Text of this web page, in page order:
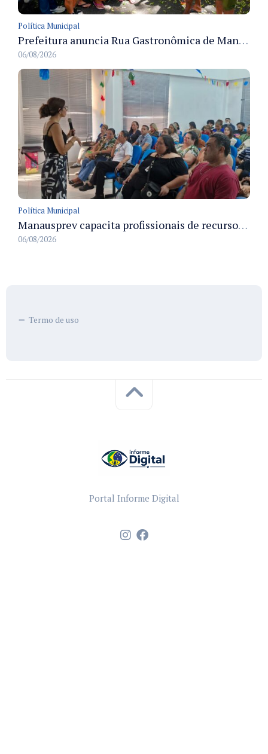
Política Municipal
Prefeitura anuncia Rua Gastronômica de Manaus e garante alternativas para 54 ambulantes cadastrados
06/08/2026
Política Municipal
Manausprev capacita profissionais de recursos humanos para agilizar concessão de aposentadorias no município
06/08/2026
Termo de uso
Portal Informe Digital